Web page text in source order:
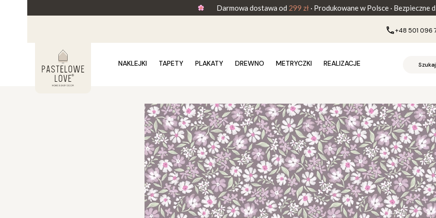
Darmowa dostawa od 299 zł· Produkowane w Polsce · Bezpieczne
+48 501 096
NAKLEJKI TAPETY PLAKATY DREWNO METRYCZKI REALIZACJE